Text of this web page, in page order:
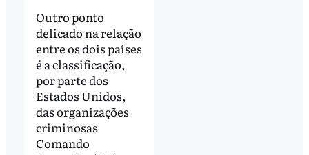
Outro ponto
delicado na relação
entre os dois países
é a classificação,
por parte dos
Estados Unidos,
das organizações
criminosas
Comando